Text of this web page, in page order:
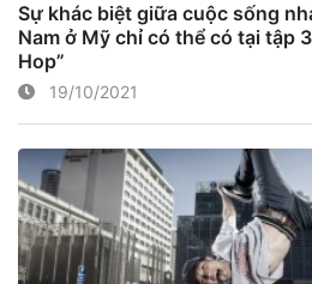
Sự khác biệt giữa cuộc sống
Nam ở Mỹ chỉ có thể có tại tập
Hop”
19/10/2021